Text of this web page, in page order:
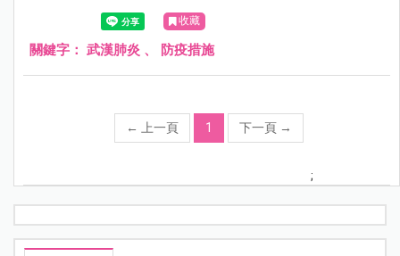
大家最容易忽視的11種不良衛生習慣，最好可以改過來，來
看看你有沒有......
收藏
關鍵字： 武漢肺炎 、 防疫措施
← 上一頁 1 下一頁 →
;